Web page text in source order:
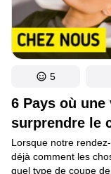
6 Pays où
surprendre le
Lorsque notre
déjà comment les
quel type de coupe
5